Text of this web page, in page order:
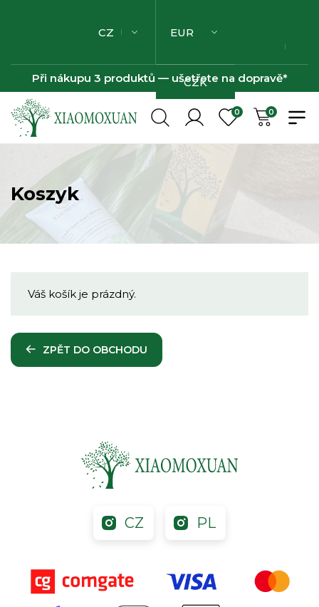
CZ EUR
CZK
Při nákupu 3 produktů — ušetřete na dopravě*
0 0
Koszyk
Váš košík je prázdný.
ZPĚT DO OBCHODU
CZ PL